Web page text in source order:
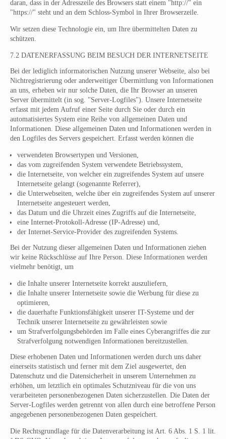
daran, dass in der Adresszeile des Browsers statt einem "http://" ein
"https://" steht und an dem Schloss-Symbol in Ihrer Browserzeile.
Wir setzen diese Technologie ein, um Ihre übermittelten Daten zu
schützen.
7.2 DATENERFASSUNG BEIM BESUCH DER INTERNETSEITE
Bei der lediglich informatorischen Nutzung unserer Webseite, also bei
Nichtregistrierung oder anderweitiger Übermittlung von Informationen
an uns, erheben wir nur solche Daten, die Ihr Browser an unseren
Server übermittelt (in sog. "Server-Logfiles"). Unsere Internetseite
erfasst mit jedem Aufruf einer Seite durch Sie oder durch ein
automatisiertes System eine Reihe von allgemeinen Daten und
Informationen. Diese allgemeinen Daten und Informationen werden in
den Logfiles des Servers gespeichert. Erfasst werden können die
verwendeten Browsertypen und Versionen,
das vom zugreifenden System verwendete Betriebssystem,
die Internetseite, von welcher ein zugreifendes System auf unsere
Internetseite gelangt (sogenannte Referrer),
die Unterwebseiten, welche über ein zugreifendes System auf unserer
Internetseite angesteuert werden,
das Datum und die Uhrzeit eines Zugriffs auf die Internetseite,
eine Internet-Protokoll-Adresse (IP-Adresse) und,
der Internet-Service-Provider des zugreifenden Systems.
Bei der Nutzung dieser allgemeinen Daten und Informationen ziehen
wir keine Rückschlüsse auf Ihre Person. Diese Informationen werden
vielmehr benötigt, um
die Inhalte unserer Internetseite korrekt auszuliefern,
die Inhalte unserer Internetseite sowie die Werbung für diese zu
optimieren,
die dauerhafte Funktionsfähigkeit unserer IT-Systeme und der
Technik unserer Internetseite zu gewährleisten sowie
um Strafverfolgungsbehörden im Falle eines Cyberangriffes die zur
Strafverfolgung notwendigen Informationen bereitzustellen.
Diese erhobenen Daten und Informationen werden durch uns daher
einerseits statistisch und ferner mit dem Ziel ausgewertet, den
Datenschutz und die Datensicherheit in unserem Unternehmen zu
erhöhen, um letztlich ein optimales Schutzniveau für die von uns
verarbeiteten personenbezogenen Daten sicherzustellen. Die Daten der
Server-Logfiles werden getrennt von allen durch eine betroffene Person
angegebenen personenbezogenen Daten gespeichert.
Die Rechtsgrundlage für die Datenverarbeitung ist Art. 6 Abs. 1 S. 1 lit.